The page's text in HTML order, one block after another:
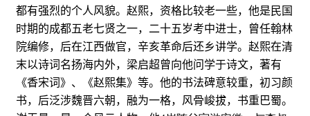
都有强烈的个人风貌。赵熙，资格比较老一些，他是民国
时期的成都五老七贤之一，二十五岁考中进士，曾任翰林
院编修，后在江西做官，辛亥革命后还乡讲学。赵熙在清
末以诗词名扬海内外，梁启超曾向他问学于诗文，著有
《香宋词》、《赵熙集》等。他的书法碑意较重，初习颜
书，后泛涉魏晋六朝，融为一格，风骨峻拔，书重巴蜀。